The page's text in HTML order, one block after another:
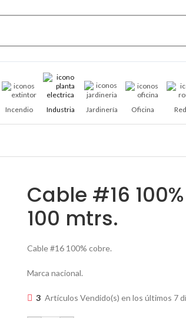
Incendio Industria Jardinería Oficina
Cable #16
100 mtrs.
Cable #16 100% cobre.
Marca nacional.
3 Artículos Vendido(s) en los últimos 7